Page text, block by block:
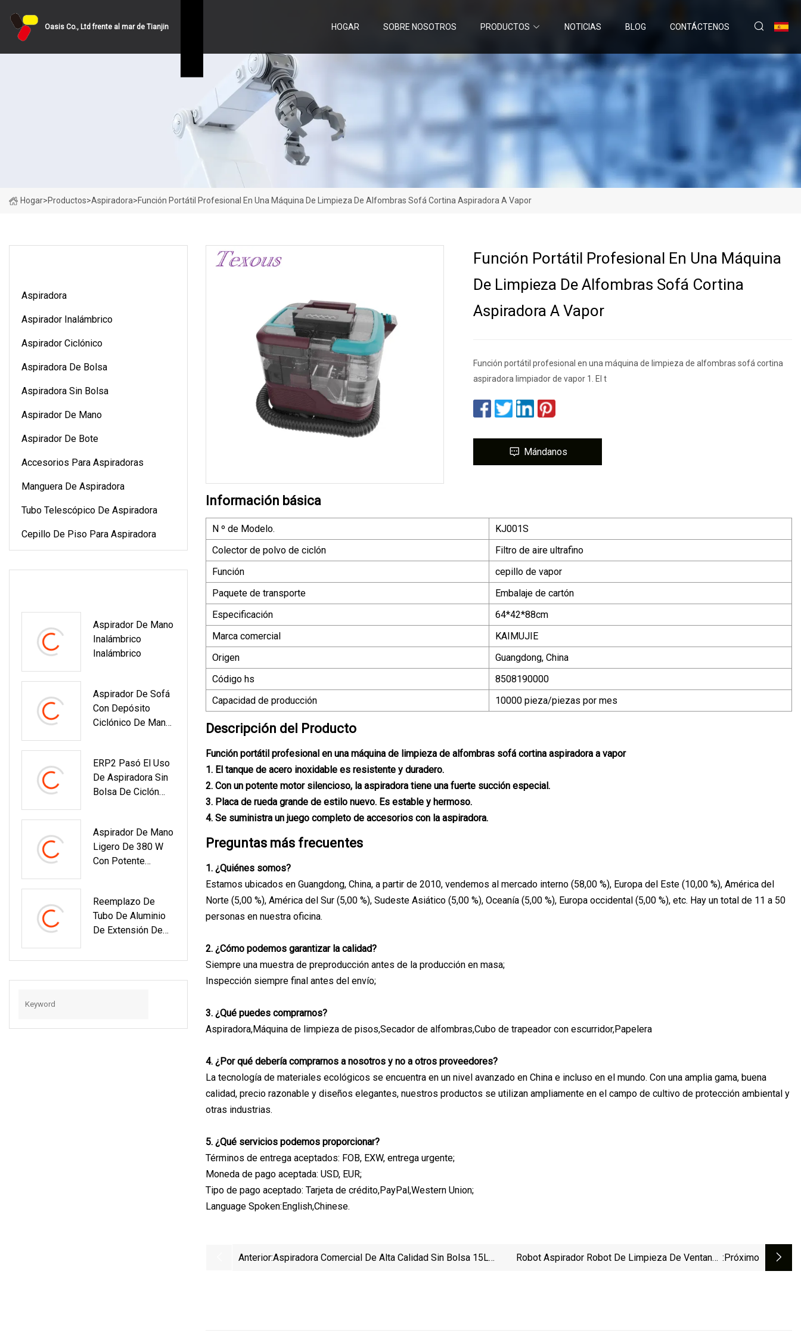
Oasis Co., Ltd frente al mar de Tianjin HOGAR SOBRE NOSOTROS PRODUCTOS NOTICIAS BLOG CONTÁCTENOS
Hogar>Productos>Aspiradora>Función Portátil Profesional En Una Máquina De Limpieza De Alfombras Sofá Cortina Aspiradora A Vapor
Aspiradora
Aspirador Inalámbrico
Aspirador Ciclónico
Aspiradora De Bolsa
Aspiradora Sin Bolsa
Aspirador De Mano
Aspirador De Bote
Accesorios Para Aspiradoras
Manguera De Aspiradora
Tubo Telescópico De Aspiradora
Cepillo De Piso Para Aspiradora
Aspirador De Mano
Inalámbrico
Inalámbrico
Aspirador De Sofá
Con Depósito
Ciclónico De Mano
ERP2 Pasó El Uso
De Aspiradora Sin
Bolsa De Ciclón
Del Hogar
Aspirador De Mano
Ligero De 380 W
Con Potente
Para Alfombras Y
Suelos, Pelo De
Mascotas
Reemplazo De
Tubo De Aluminio
De Extensión De
Diámetro Para Tubo
Función Portátil Profesional En Una Máquina
De Limpieza De Alfombras Sofá Cortina
Aspiradora A Vapor
Función portátil profesional en una máquina de limpieza de alfombras sofá cortina
aspiradora limpiador de vapor 1. El t
Mándanos
Información básica
N º de Modelo.
KJ001S
Colector de polvo de ciclón
Filtro de aire ultrafino
Función
cepillo de vapor
Paquete de transporte
Embalaje de cartón
Especificación
64*42*88cm
Marca comercial
KAIMUJIE
Origen
Guangdong, China
Código hs
8508190000
Capacidad de producción
10000 pieza/piezas por mes
Descripción del Producto
Función portátil profesional en una máquina de limpieza de alfombras sofá cortina aspiradora a vapor
1. El tanque de acero inoxidable es resistente y duradero.
2. Con un potente motor silencioso, la aspiradora tiene una fuerte succión especial.
3. Placa de rueda grande de estilo nuevo. Es estable y hermoso.
4. Se suministra un juego completo de accesorios con la aspiradora.
Preguntas más frecuentes
1. ¿Quiénes somos?
Estamos ubicados en Guangdong, China, a partir de 2010, vendemos al mercado interno (58,00 %), Europa del Este (10,00 %), América del
Norte (5,00 %), América del Sur (5,00 %), Sudeste Asiático (5,00 %), Oceanía (5,00 %), Europa occidental (5,00 %), etc. Hay un total de 11 a 50
personas en nuestra oficina.
2. ¿Cómo podemos garantizar la calidad?
Siempre una muestra de preproducción antes de la producción en masa;
Inspección siempre final antes del envío;
3. ¿Qué puedes comprarnos?
Aspiradora,Máquina de limpieza de pisos,Secador de alfombras,Cubo de trapeador con escurridor,Papelera
4. ¿Por qué debería comprarnos a nosotros y no a otros proveedores?
La tecnología de materiales ecológicos se encuentra en un nivel avanzado en China e incluso en el mundo. Con una amplia gama, buena
calidad, precio razonable y diseños elegantes, nuestros productos se utilizan ampliamente en el campo de cultivo de protección ambiental y
otras industrias.
5. ¿Qué servicios podemos proporcionar?
Términos de entrega aceptados: FOB, EXW, entrega urgente;
Moneda de pago aceptada: USD, EUR;
Tipo de pago aceptado: Tarjeta de crédito,PayPal,Western Union;
Language Spoken:English,Chinese.
Anterior:Aspiradora Comercial De Alta Calidad Sin Bolsa 15L
Robot Aspirador Robot De Limpieza De Ventanas :próximo